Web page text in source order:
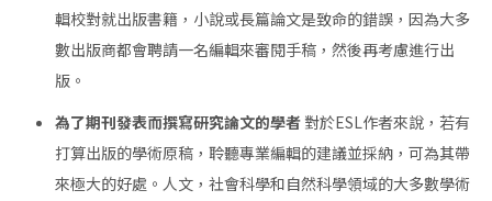
輯校對就出版書籍，小說或長篇論文是致命的錯誤，因為大多
數出版商都會聘請一名編輯來審閱手稿，然後再考慮進行出
版。
為了期刊發表而撰寫研究論文的學者對於ESL作者來說，若有
打算出版的學術原稿，聆聽專業編輯的建議並採納，可為其帶
來極大的好處。人文，社會科學和自然科學領域的大多數學術